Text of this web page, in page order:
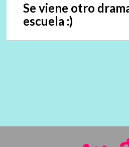
Se viene otro
escuela :)